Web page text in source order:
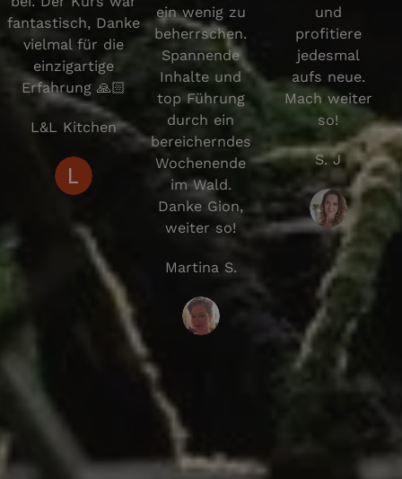
fantastisch, Danke
vielmal für die
einzigartige
Erfahrung 🙏🏻
L&L Kitchen
ein wenig zu
beherrschen.
Spannende
Inhalte und
top Führung
durch ein
bereicherndes
Wochenende
im Wald.
Danke Gion,
weiter so!
Martina S.
und
profitiere
jedesmal
aufs neue.
Mach weiter
so!
S. J